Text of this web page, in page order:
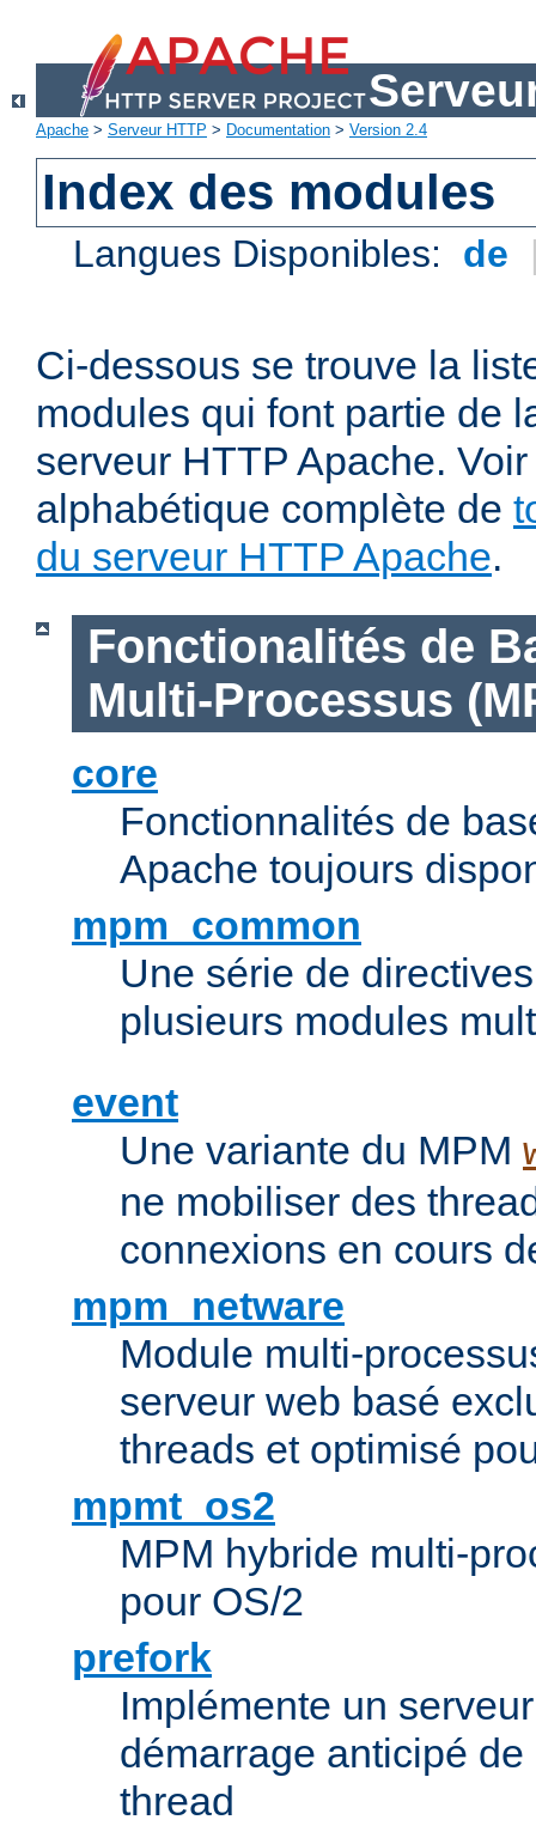
Apache > Serveur HTTP > Documentation > Version 2.4
Index des modules
Langues Disponibles: de
Ci-dessous se trouve la
modules qui font partie de
serveur HTTP Apache.
alphabétique complète de
du serveur HTTP Apache.
Fonctionalités de
Multi-Processus
core
Fonctionnalités de
Apache toujours
mpm_common
Une série de
plusieurs modules
event
Une variante du MPM
ne mobiliser des
connexions en cours
mpm_netware
Module multi-
serveur web basé
threads et optimisé
mpmt_os2
MPM hybride multi-
pour OS/2
prefork
Implémente un
démarrage anticipé
thread